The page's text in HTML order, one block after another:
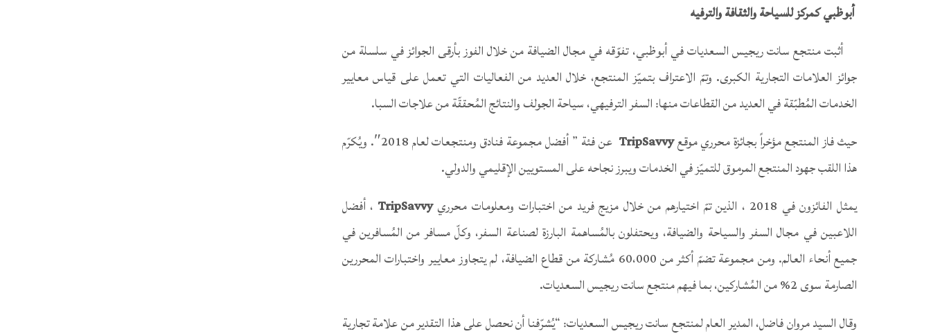
أبوظبي كمركز للسياحة والثقافة والترفيه
أثبت منتجع سانت ريجيس السعديات في أبوظبي، تفوّقه في مجال الضيافة من خلال الفوز بأرقى الجوائز في سلسلة من
جوائز العلامات التجارية الكبرى. وتمّ الاعتراف بتميّز المنتجع، خلال العديد من الفعاليات التي تعمل على قياس معايير
الخدمات المُطبّقة في العديد من القطاعات منها: السفر الترفيهي، سياحة الجولف والنتائج المُحققّة من علاجات السبا.
حيث فاز المنتجع مؤخراً بجائزة محرري موقعTripSavvy
عن فئة ” أفضل مجموعة فنادق ومنتجعات لعام 2018″. ويُكرّم
هذا اللقب جهود المنتجع المرموق للتميّز في الخدمات ويبرز نجاحه على المستويين الإقليمي والدولي.
يمثل الفائزون في 2018 ، الذين تمّ اختيارهم من خلال مزيج فريد من اختبارات ومعلومات محرري
TripSavvy ، أفضل
اللاعبين في مجال السفر والسياحة والضيافة، ويحتفلون بالمُساهمة البارزة لصناعة السفر، وكلّ مسافر من المُسافرين في
جميع أنحاء العالم. ومن مجموعة تضمّ أكثر من 60،000 مُشاركة من قطاع الضيافة، لم يتجاوز معايير واختبارات المحررين
الصارمة سوى 2% من المُشاركين، بما فيهم منتجع سانت ريجيس السعديات.
وقال السيد مروان فاضل، المدير العام لمنتجع سانت ريجيس السعديات: “يُشرّفنا أن نحصل على هذا التقدير من علامة تجارية